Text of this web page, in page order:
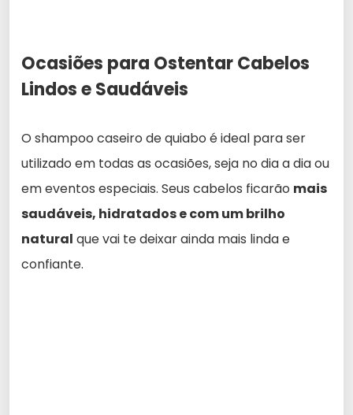
Ocasiões para Ostentar Cabelos
Lindos e Saudáveis
O shampoo caseiro de quiabo é ideal para ser
utilizado em todas as ocasiões, seja no dia a dia ou
em eventos especiais. Seus cabelos ficarão mais
saudáveis, hidratados e com um brilho
natural que vai te deixar ainda mais linda e
confiante.